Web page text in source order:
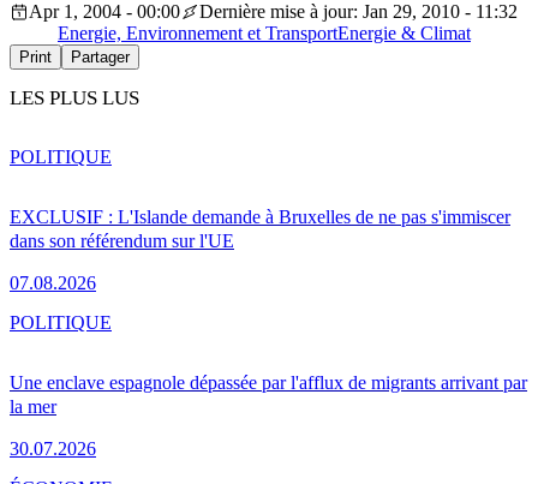
Apr 1, 2004 - 00:00
Dernière mise à jour: Jan 29, 2010 - 11:32
Energie, Environnement et TransportEnergie & Climat
Print Partager
LES PLUS LUS
EXCLUSIF : L'Islande demande à Bruxelles de ne pas s'immiscer
dans son référendum sur l'UE
07.08.2026
POLITIQUE
Une enclave espagnole dépassée par l'afflux de migrants arrivant par
la mer
30.07.2026
POLITIQUE